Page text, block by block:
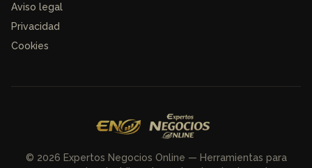
Aviso legal
Privacidad
Cookies
© 2026 Expertos Negocios Online — Herramientas para